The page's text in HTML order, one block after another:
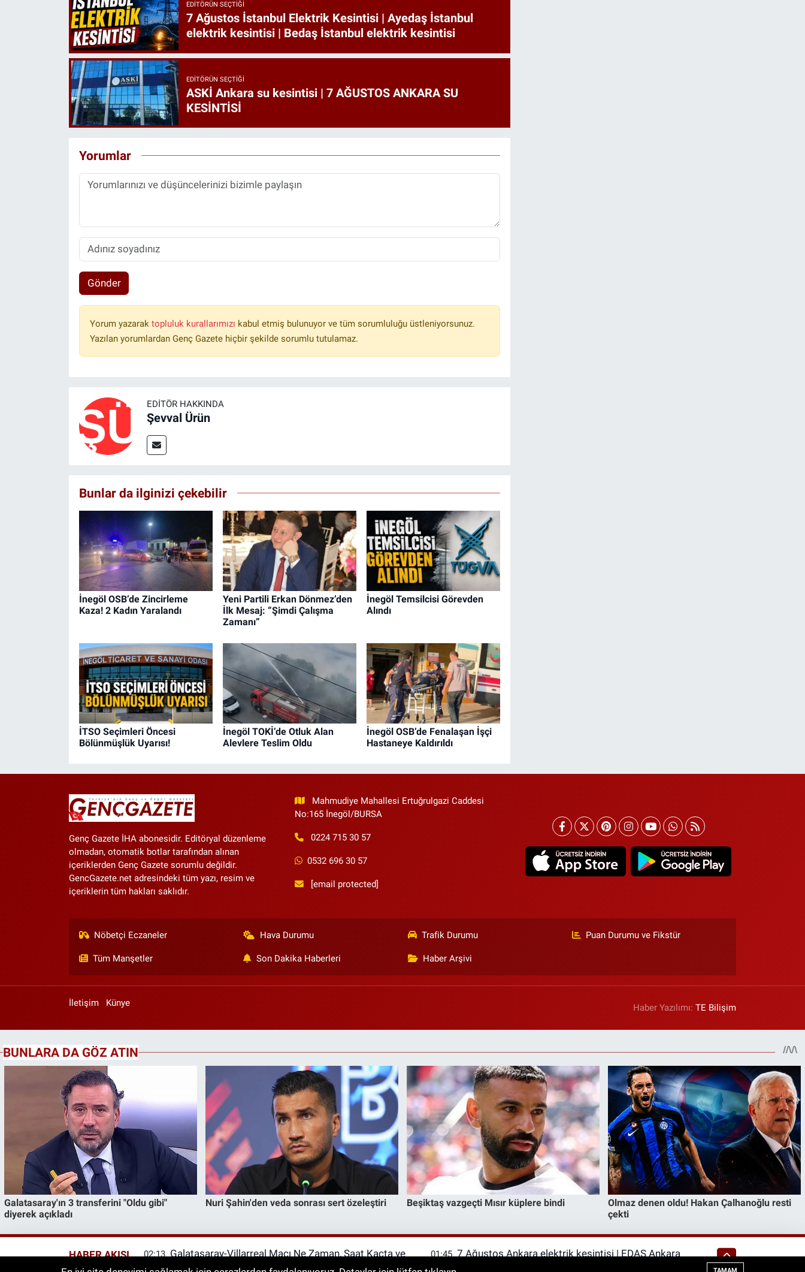
EDITÖRÜN SEÇTIĞI
7 Ağustos İstanbul Elektrik Kesintisi | Ayedaş İstanbul
elektrik kesintisi | Bedaş İstanbul elektrik kesintisi
EDITÖRÜN SEÇTIĞI
ASKİ Ankara su kesintisi | 7 AĞUSTOS ANKARA SU
KESİNTİSİ
Yorumlar
Gönder
Yorum yazarak topluluk kurallarımızı kabul etmiş bulunuyor ve tüm sorumluluğu üstleniyorsunuz.
Yazılan yorumlardan Genç Gazete hiçbir şekilde sorumlu tutulamaz.
EDITÖR HAKKINDA
Şevval Ürün
Bunlar da ilginizi çekebilir
İnegöl OSB’de Zincirleme
Kaza! 2 Kadın Yaralandı
Yeni Partili Erkan Dönmez’den
İlk Mesaj: “Şimdi Çalışma
Zamanı”
İnegöl Temsilcisi Görevden
Alındı
İTSO Seçimleri Öncesi
Bölünmüşlük Uyarısı!
İnegöl TOKİ’de Otluk Alan
Alevlere Teslim Oldu
İnegöl OSB’de Fenalaşan İşçi
Hastaneye Kaldırıldı
Genç Gazete İHA abonesidir. Editöryal düzenleme
olmadan, otomatik botlar tarafından alınan
içeriklerden Genç Gazete sorumlu değildir.
GencGazete.net adresindeki tüm yazı, resim ve
içeriklerin tüm hakları saklıdır.
Mahmudiye Mahallesi Ertuğrulgazi Caddesi
No:165 İnegöl/BURSA
0224 715 30 57
0532 696 30 57
[email protected]
Nöbetçi Eczaneler Hava Durumu Trafik Durumu Puan Durumu ve Fikstür
Tüm Manşetler Son Dakika Haberleri Haber Arşivi
İletişim Künye Haber Yazılımı:TE Bilişim
HABER AKIŞI 02:13 Galatasaray-Villarreal Maçı Ne Zaman, Saat Kaçta ve
Hangi Kanalda? Galatasaray hazırlık maçı ne zaman?
01:45 7 Ağustos Ankara elektrik kesintisi | EDAŞ Ankara